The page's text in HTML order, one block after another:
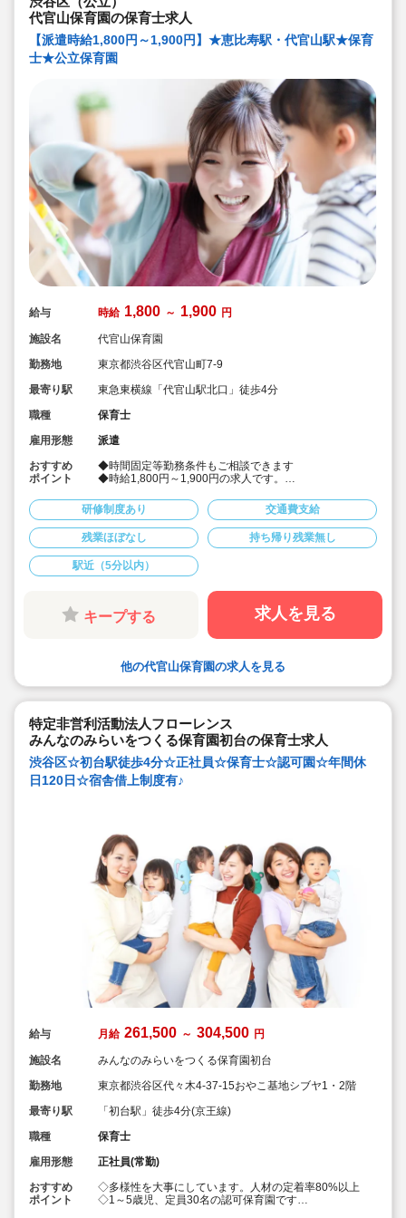
代官山保育園の保育士求人
【派遣時給1,800円～1,900円】★恵比寿駅・代官山駅★保育
士★公立保育園
給与 時給 1,800 ～ 1,900 円
施設名
代官山保育園
勤務地
東京都渋谷区代官山町7-9
最寄り駅
東急東横線「代官山駅北口」徒歩4分
職種
保育士
雇用形態
派遣
おすすめ
ポイント
◆時間固定等勤務条件もご相談できます
◆時給1,800円～1,900円の求人です。
★人気の理由★
人員配置がしっかりしている
休み取りやすい環境(代替職員制度あり)
高時給設定の求人
※保育園運営事業者でもある当社の保育士専任コンサル
タントがあなたの派遣就業をしっかりサポートいたしま
す。
研修制度あり 交通費支給
残業ほぼなし 持ち帰り残業無し
駅近（5分以内）
キープする 求人を見る
他の代官山保育園の求人を見る
特定非営利活動法人フローレンス
みんなのみらいをつくる保育園初台の保育士求人
渋谷区☆初台駅徒歩4分☆正社員☆保育士☆認可園☆年間休
日120日☆宿舎借上制度有♪
給与 月給 261,500 ～ 304,500 円
施設名
みんなのみらいをつくる保育園初台
勤務地
東京都渋谷区代々木4-37-15おやこ基地シブヤ1・2階
最寄り駅
「初台駅」徒歩4分(京王線)
職種
保育士
雇用形態
正社員(常勤)
おすすめ
ポイント
◇多様性を大事にしています。人材の定着率80%以上
◇1～5歳児、定員30名の認可保育園です